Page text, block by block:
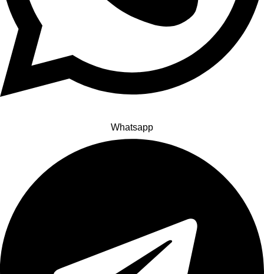
Whatsapp